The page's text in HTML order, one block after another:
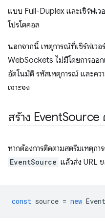
แบบ Full-Duplex และเซิร์ฟเ
โปรโตคอล
นอกจากนี้ เหตุการณ์ที่เซิร์ฟเวอ
WebSockets ไม่มีโดยการออ
อัตโนมัติ รหัสเหตุการณ์ และคว
เจาะจง
สร้าง EventSource
หากต้องการติดตามสตรีมเหตุก
EventSource แล้วส่ง URL
const source = new